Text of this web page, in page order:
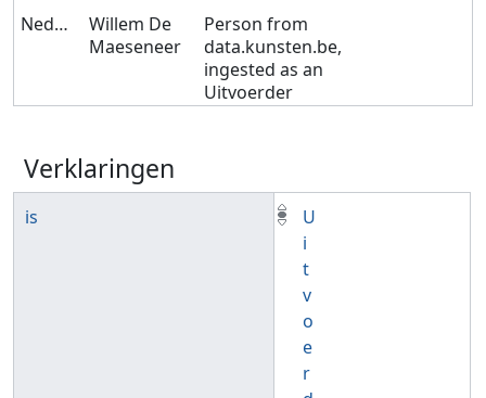
Nederlands
Willem De
Maeseneer
Person from
data.kunsten.be,
ingested as an
Uitvoerder
Verklaringen
is
U
i
t
v
o
e
r